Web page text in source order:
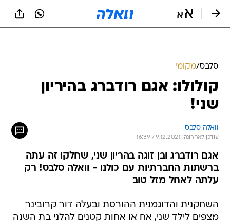
סלבס/מקומי
קולולו: אגם רודברג בהיריון
שני!
וואלה סלבס
עודכן לאחרונה: 9.12.2021 / 16:39
אגם רודברג ובן זוגה בהריון שני, שחלקו זה עתה
ברשתות החברתיות עם כולנו - וואלה סלבס! רק
עלתה לאחל מזל טוב
השחקנית והדוגמנית ההורסת ובעלה דור קרובינר
מצפים לילד שני, אח או אחות קטנים להלני בת השנה